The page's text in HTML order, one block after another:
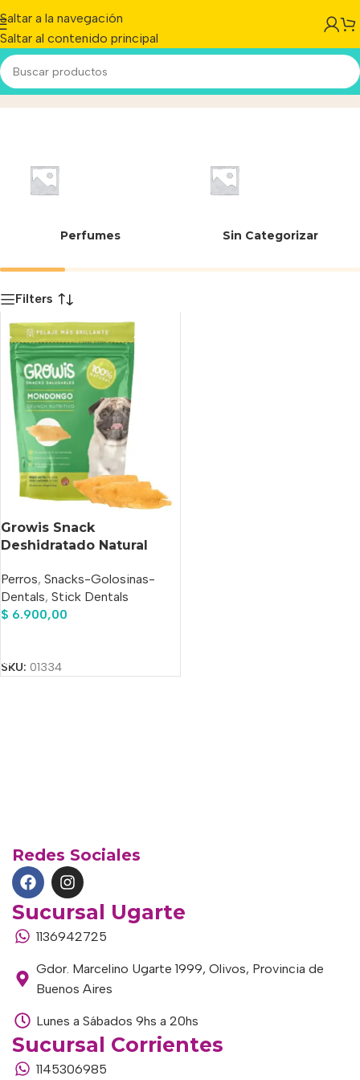
Saltar a la navegación
Saltar al contenido principal
7798353810140Inicio/Producto
Perfumes Sin Categorizar
Filters
Growis Snack
Deshidratado Natural
Gr
Perros, Snacks-Golosinas-
Dentals, Stick Dentals
$ 6.900,00
SKU: 01334
Redes Sociales
Sucursal Ugarte
1136942725
Gdor. Marcelino Ugarte 1999, Olivos, Provincia de
Buenos Aires
Lunes a Sábados 9hs a 20hs
Sucursal Corrientes
1145306985